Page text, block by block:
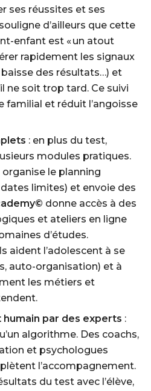
ses réussites et ses
d’ailleurs que cette
enfant est « un atout
rapidement les signaux
baisse des résultats…) et
ne soit trop tard. Ce suivi
familial et réduit l’angoisse
: en plus du test,
modules pratiques.
organise le planning
limites) et envoie des
donne accès à des
et ateliers en ligne
d’études.
aident l’adolescent à se
auto-organisation) et à
les métiers et
par des experts :
algorithme. Des coachs,
et psychologues
l’accompagnement.
du test avec l’élève,